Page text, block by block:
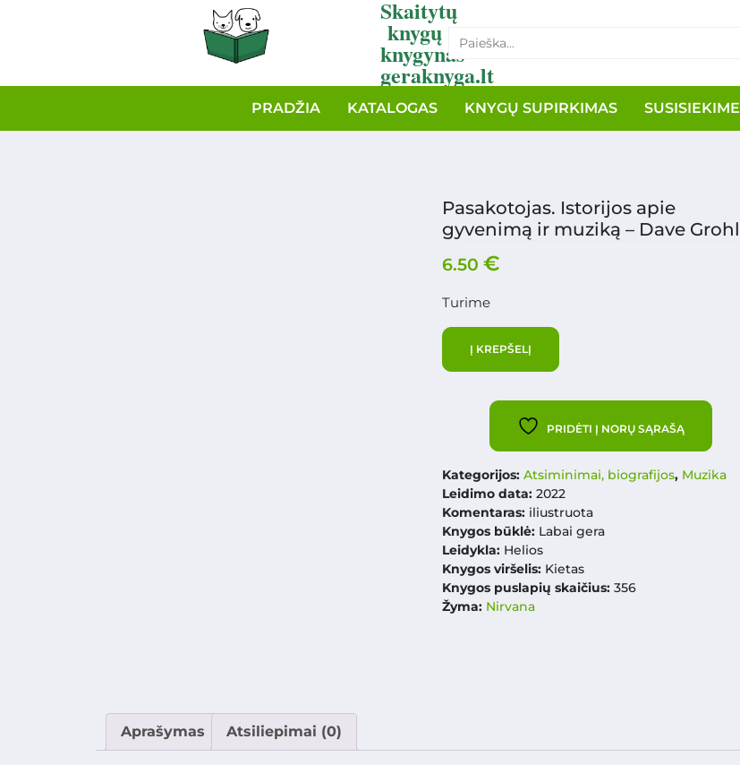
Skaitytų
knygų
knygynas
geraknyga.lt
PRADŽIA KATALOGAS KNYGŲ SUPIRKIMAS SUSISIEKIME
Pasakotojas. Istorijos apie
gyvenimą ir muziką – Dave Grohl
6.50 €
Turime
Į KREPŠELĮ
PRIDĖTI Į NORŲ SĄRAŠĄ
Kategorijos: Atsiminimai, biografijos, Muzika
Leidimo data:2022
Komentaras: iliustruota
Knygos būklė: Labai gera
Leidykla:Helios
Knygos viršelis: Kietas
Knygos puslapių skaičius: 356
Žyma: Nirvana
Aprašymas Atsiliepimai (0)